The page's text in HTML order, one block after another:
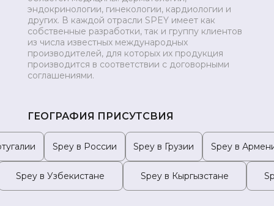
МОНГОЛИЯ
эндокринологии, гинекологии, кардиологии и
других. В каждой отрасли SPEY имеет как
собственные разработки, так и группу клиентов
из числа известных международных
производителей, для которых их продукция
производится в соответствии с договорными
соглашениями.
ГЕОГРАФИЯ ПРИСУТСВИЯ
Spey в России Spey в Грузии Spey в
Spey в Узбекистане Spey в Кыргызстане